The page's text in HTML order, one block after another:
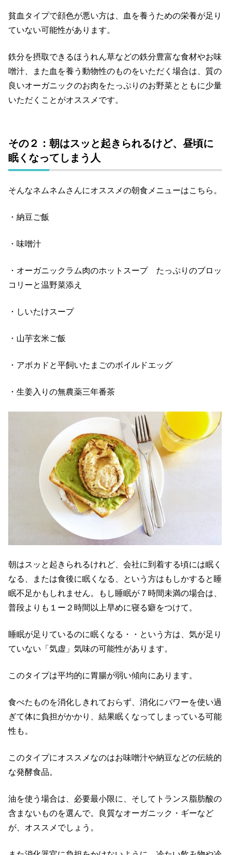
貧血タイプで顔色が悪い方は、血を養うための栄養が足り
ていない可能性があります。
鉄分を摂取できるほうれん草などの鉄分豊富な食材やお味
噌汁、また血を養う動物性のものをいただく場合は、質の
良いオーガニックのお肉をたっぷりのお野菜とともに少量
いただくことがオススメです。
その２：朝はスッと起きられるけど、昼頃に
眠くなってしまう人
そんなネムネムさんにオススメの朝食メニューはこちら。
・納豆ご飯
・味噌汁
・オーガニックラム肉のホットスープ たっぷりのブロッ
コリーと温野菜添え
・しいたけスープ
・山芋玄米ご飯
・アボカドと平飼いたまごのボイルドエッグ
・生姜入りの無農薬三年番茶
朝はスッと起きられるけれど、会社に到着する頃には眠く
なる、または食後に眠くなる、という方はもしかすると睡
眠不足かもしれません。もし睡眠が７時間未満の場合は、
普段よりも１ー２時間以上早めに寝る癖をつけて。
睡眠が足りているのに眠くなる・・という方は、気が足り
ていない「気虚」気味の可能性があります。
このタイプは平均的に胃腸が弱い傾向にあります。
食べたものを消化しきれておらず、消化にパワーを使い過
ぎて体に負担がかかり、結果眠くなってしまっている可能
性も。
このタイプにオススメなのはお味噌汁や納豆などの伝統的
な発酵食品。
油を使う場合は、必要最小限に、そしてトランス脂肪酸の
含まないものを選んで。良質なオーガニック・ギーなど
が、オススメでしょう。